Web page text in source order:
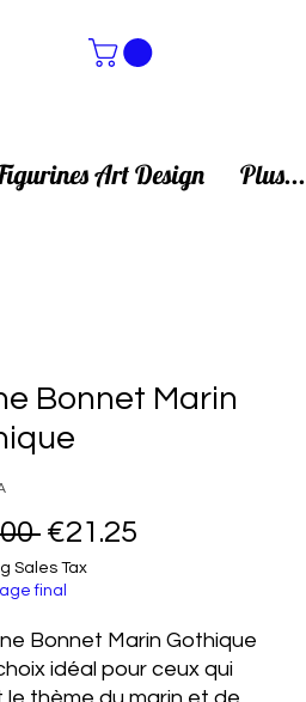
Art Design Plus...
Bonnet Marin
Regular Price
€21.25
Sales Tax
final
Bonnet Marin Gothique
idéal pour ceux qui